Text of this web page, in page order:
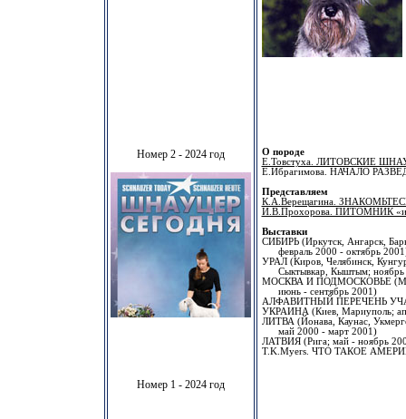
Номер 2 - 2024 год
Номер 1 - 2024 год
О породе
Е.Товстуха. ЛИТОВСКИЕ
Е.Ибрагимова. НАЧАЛО
Представляем
К.А.Верещагина.
И.В.Прохорова. ПИТОМНИК
Выставки
СИБИРЬ (Иркутск, Ангарск,
февраль 2000 - октябрь
УРАЛ (Киров, Челябинск,
Сыктывкар, Кыштым; ноябрь
МОСКВА И ПОДМОСКОВЬЕ
июнь - сентябрь 2001)
АЛФАВИТНЫЙ ПЕРЕЧЕНЬ
УКРАИНА (Киев, Мариуполь;
ЛИТВА (Йонава, Каунас,
май 2000 - март 2001)
ЛАТВИЯ (Рига; май - ноябрь
T.K.Myers. ЧТО ТАКОЕ